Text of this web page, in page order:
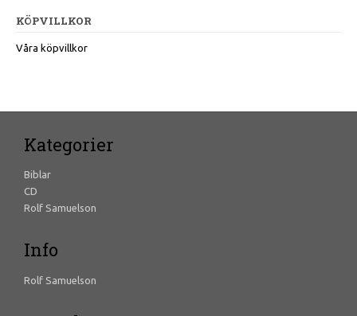
KÖPVILLKOR
Våra köpvillkor
Kategorier
Biblar
CD
Rolf Samuelson
Info
Rolf Samuelson